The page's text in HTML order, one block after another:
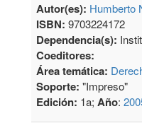
Autor(es): Humberto
ISBN:9703224172
Dependencia(s):
Coeditores:
Área temática:
Soporte: "Impreso"
Edición: 1a;Año: